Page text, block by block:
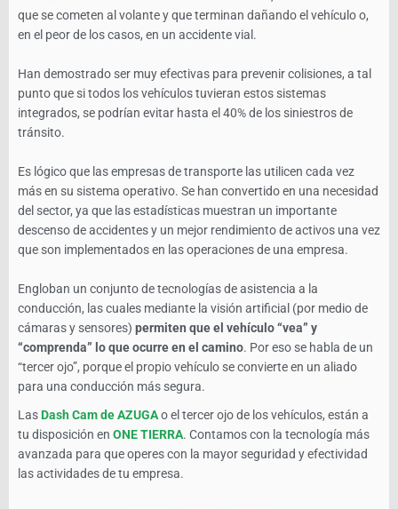
que se cometen al volante y que terminan dañando el vehículo o,
en el peor de los casos, en un accidente vial.
Han demostrado ser muy efectivas para prevenir colisiones, a tal
punto que si todos los vehículos tuvieran estos sistemas
integrados, se podrían evitar hasta el 40% de los siniestros de
tránsito.
Es lógico que las empresas de transporte las utilicen cada vez
más en su sistema operativo. Se han convertido en una necesidad
del sector, ya que las estadísticas muestran un importante
descenso de accidentes y un mejor rendimiento de activos una vez
que son implementados en las operaciones de una empresa.
Engloban un conjunto de tecnologías de asistencia a la
conducción, las cuales mediante la visión artificial (por medio de
cámaras y sensores) permiten que el vehículo “vea” y
“comprenda” lo que ocurre en el camino. Por eso se habla de un
“tercer ojo”, porque el propio vehículo se convierte en un aliado
para una conducción más segura.
LasDash Cam de AZUGAo el tercer ojo de los vehículos, están a
tu disposición en ONE TIERRA. Contamos con la tecnología más
avanzada para que operes con la mayor seguridad y efectividad
las actividades de tu empresa.